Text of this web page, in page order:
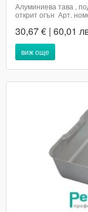
Алуминиева тава ,
открит огън Арт.
артикула и е за
посочете...
30,67 € | 60,01
виж още